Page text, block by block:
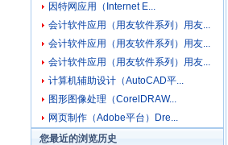
因特网应用（Internet E...
会计软件应用（用友软件系列）用友...
会计软件应用（用友软件系列）用友...
会计软件应用（用友软件系列）用友...
计算机辅助设计（AutoCAD平...
图形图像处理（CorelDRAW...
网页制作（Adobe平台）Dre...
您最近的浏览历史